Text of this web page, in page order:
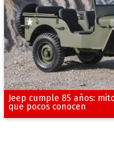
Jeep cumple 85 años:
que pocos conocen